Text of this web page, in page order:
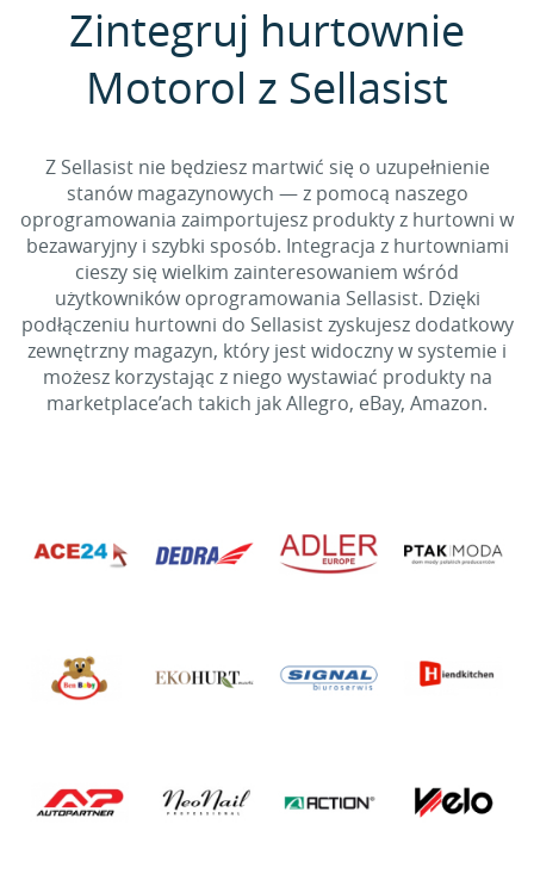
Zintegruj hurtownie
Motorol z Sellasist
Z Sellasist nie będziesz martwić się o uzupełnienie
stanów magazynowych — z pomocą naszego
oprogramowania zaimportujesz produkty z hurtowni w
bezawaryjny i szybki sposób. Integracja z hurtowniami
cieszy się wielkim zainteresowaniem wśród
użytkowników oprogramowania Sellasist. Dzięki
podłączeniu hurtowni do Sellasist zyskujesz dodatkowy
zewnętrzny magazyn, który jest widoczny w systemie i
możesz korzystając z niego wystawiać produkty na
marketplace’ach takich jak Allegro, eBay, Amazon.